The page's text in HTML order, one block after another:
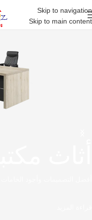
Skip to navigation
Skip to main content